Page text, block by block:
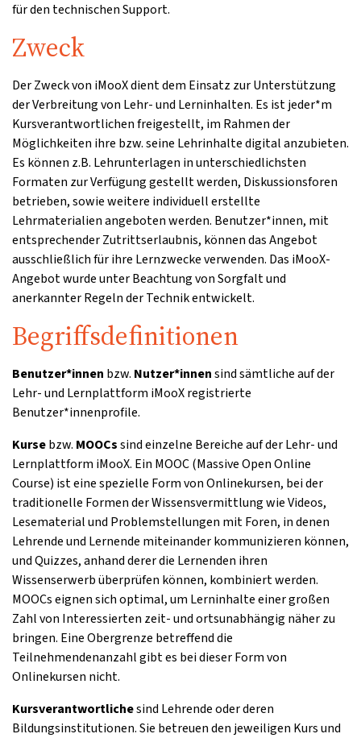
für den technischen Support.
Zweck
Der Zweck von iMooX dient dem Einsatz zur Unterstützung
der Verbreitung von Lehr- und Lerninhalten. Es ist jeder*m
Kursverantwortlichen freigestellt, im Rahmen der
Möglichkeiten ihre bzw. seine Lehrinhalte digital anzubieten.
Es können z.B. Lehrunterlagen in unterschiedlichsten
Formaten zur Verfügung gestellt werden, Diskussionsforen
betrieben, sowie weitere individuell erstellte
Lehrmaterialien angeboten werden. Benutzer*innen, mit
entsprechender Zutrittserlaubnis, können das Angebot
ausschließlich für ihre Lernzwecke verwenden. Das iMooX-
Angebot wurde unter Beachtung von Sorgfalt und
anerkannter Regeln der Technik entwickelt.
Begriffsdefinitionen
Benutzer*innen bzw. Nutzer*innensind sämtliche auf der
Lehr- und Lernplattform iMooX registrierte
Benutzer*innenprofile.
Kursebzw. MOOCssind einzelne Bereiche auf der Lehr- und
Lernplattform iMooX. Ein MOOC (Massive Open Online
Course) ist eine spezielle Form von Onlinekursen, bei der
traditionelle Formen der Wissensvermittlung wie Videos,
Lesematerial und Problemstellungen mit Foren, in denen
Lehrende und Lernende miteinander kommunizieren können,
und Quizzes, anhand derer die Lernenden ihren
Wissenserwerb überprüfen können, kombiniert werden.
MOOCs eignen sich optimal, um Lerninhalte einer großen
Zahl von Interessierten zeit- und ortsunabhängig näher zu
bringen. Eine Obergrenze betreffend die
Teilnehmendenanzahl gibt es bei dieser Form von
Onlinekursen nicht.
Kursverantwortlichesind Lehrende oder deren
Bildungsinstitutionen. Sie betreuen den jeweiligen Kurs und